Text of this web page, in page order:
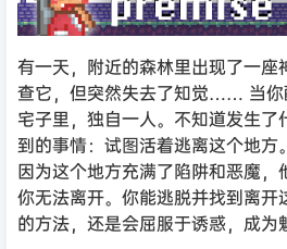
有一天，附近的森林里出现了一座
查它，但突然失去了知觉…… 当你
宅子里，独自一人。不知道发生了
到的事情：试图活着逃离这个地方
因为这个地方充满了陷阱和恶魔
你无法离开。你能逃脱并找到离开
的方法，还是会屈服于诱惑，成为